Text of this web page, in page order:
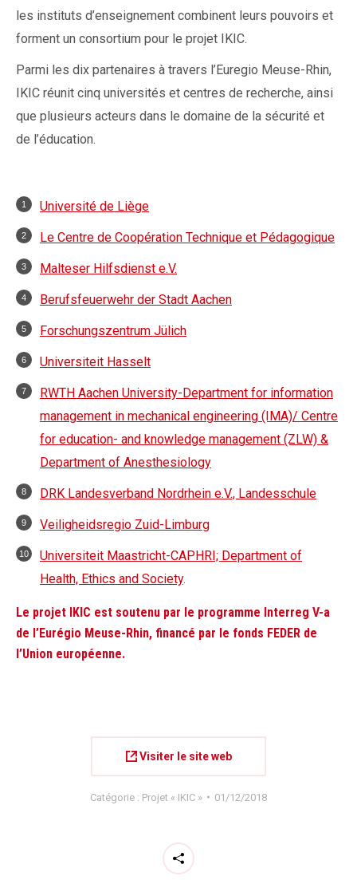
les instituts d’enseignement combinent leurs pouvoirs et
forment un consortium pour le projet IKIC.
Parmi les dix partenaires à travers l’Euregio Meuse-Rhin,
IKIC réunit cinq universités et centres de recherche, ainsi
que plusieurs acteurs dans le domaine de la sécurité et
de l’éducation.
Université de Liège
Le Centre de Coopération Technique et Pédagogique
Malteser Hilfsdienst e.V.
Berufsfeuerwehr der Stadt Aachen
Forschungszentrum Jülich
Universiteit Hasselt
RWTH Aachen University-Department for information
management in mechanical engineering (IMA)/ Centre
for education- and knowledge management (ZLW) &
Department of Anesthesiology
DRK Landesverband Nordrhein e.V., Landesschule
Veiligheidsregio Zuid-Limburg
Universiteit Maastricht-CAPHRI; Department of
Health, Ethics and Society.
Le projet IKIC est soutenu par le programme Interreg V-a
de l’Eurégio Meuse-Rhin, financé par le fonds FEDER de
l’Union européenne.
Visiter le site web
Catégorie : Projet « IKIC » 01/12/2018